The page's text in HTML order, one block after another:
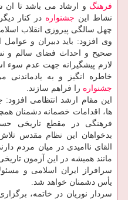
فرهنگ و ارشاد می باشد تا ان
نشاط این جشنواره در كنار
چهل سالگی پیروزی انقلاب
وی افزود: باید دبیران و عوامل
صحیح و احداث فضای سالم و
لازم پیشگیرانه جهت عدم سوء
خاطره انگیز و به یادماندنی
جشنواره را فراهم سازند.
این مقام ارشد انتظامی
ها، اقدامات خصمانه دشمنان
فرهنگی در مقطع تاریخی
بدخواهان این نظام مقدس
القای ناامیدی در میان مردم
مانند همیشه در این آزمون
سرافراز ایران اسلامی و
یأس دشمنان خواهد شد.
سردار نوریان در خاتمه،